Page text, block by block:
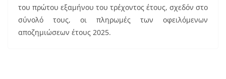
του πρώτου εξαμήνου του τρέχοντος έτους, σχεδόν στο
σύνολό τους, οι πληρωμές των οφειλόμενων
αποζημιώσεων έτους 2025.